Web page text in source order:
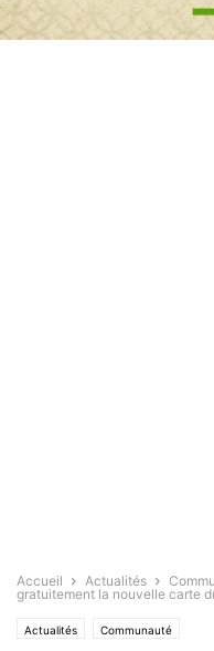
Accueil Actualités
gratuitement la nouvelle carte
Actualités Communauté